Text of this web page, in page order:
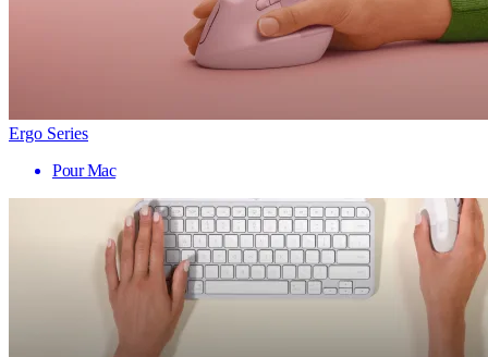
Ergo Series
Pour Mac